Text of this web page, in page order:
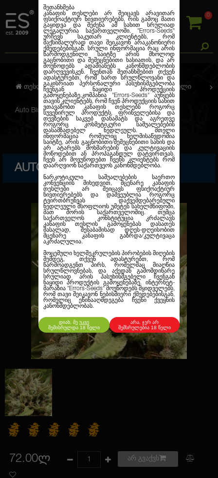
0
შეთანხმება
კანაფის თესლები არ შეიცავს არავითარ
ფსიქოაქტიურ ნივთიერებებს, რის გამოც მათი
გაყიდვა და შეძენა ამ სახით სრულიად
ლეგალურია საქართველოში. "Errors-Seeds"
ურჩევს საკუთარ კლიენტებს, რომ
მაქსიმალურად თავი შეიკავონ არაკანონიერი
ქმედებებისგან. სრული ინფორმაცია რაც არის
წარმოდგენილი საიტზე არის მხოლოდ
გაცნობითი და შემეცნებითი ხასიათის, და არ
მოუწოდებს ადამიანებს კანონმდებლობის
დარღვევისკენ. ჩვენთან შეთანხმებით თქვენ
ადასტურებთ, რომ ხართ სრულწლოვანი და
გაკისრიათ პერსონალური პასუხისმგებლობა
ჩვენგან ნაყიდი პროდუქციის
გამოყენებაზე.კომპანია
"Errors-Seeds" აუწყებს
თავის კლიენტებს, რომ ჩვენ პროდუქციის სახით
ვთავაზობთ კანაფის თესლებს როგორც
სუვენირულ პროდუქტს, ფრინველებისა და
თევზების საკვებ დანამატს და აგრეთვე
როგორც კოსმეტიკური საშუალებების
დასამზადებელ ნედლეულს. მთელი
ინფორმაცია რომელიც ხელმისაწვდომია
საიტზე, არის გაცნობითი/შემეცნებითი სახის და
არ ატარებს მოხმარების და კულტივაციის
მოწოდებით ან პროპაგანდულ დატვირთვას.
ჩვენ არ მოვუწოდებთ ჩვენს კლიენტებს რომ
დაარღვიონ საქართვეოს კანონმდებლობა.
ნარკოტიკული საშუალებების საერთო
კონვენციის მიხედვით, მცენარე კანაფის
თესლები არ შეიცავს ფსიქოაქტიურ
ნივთიერებებს და დაშვეუბლია როგორც
ტვირთბრუნვას დაქვემდებარებული
ნედლეული მსოფლიოს უმეტეს სახელმწიფოში,
მათ შორის საქართველოშიც. თუმცა
საქართველოს კონსტიტუცია კრძალავს
კანაფის თესლის გამოყენებას დასათეს
მასალად, შესაბამისად დღეს-დღეისობით
მცენარე კანაფის გაზრდა/კულტივაცა
აკრძალულია.
მოცემული ხელშეკრულების პირობების მიღების
შემდეგ, თქვენ ადასტურებთ, რომ
წარმოადგენთ პირს, რომელმაც მიაღწია
სრულწლოვნებას, და აქედან გამომდინარე
სრულიად არის პასუხისმგებელი ჩვენგან
ნაყიდი პროდუქტის გამოყენებაზე. ინტერნეტ-
მარაზია "Errors-Seeds" მოუწოდებს მყიდველებს,
რომ თავი შეიკავონ ნებისმიერი ქმედებებისგან,
რომელიც ეწინააღმდეგება ჩვენი ქვეყნის
კანონმდებლობას.
დიახ, მე უკვე
შემისრულდა 18 წელი
არა, ჯერ არ
შემსრულებია 18 წელი
თესლების კანაფი ავტო. ფემინიზირებული
Auto Blueberry Feminised
AUTO BLUEBERRY FEMINISED
72.00ლ არ გვაქვს